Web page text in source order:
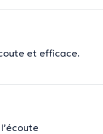
et efficace.